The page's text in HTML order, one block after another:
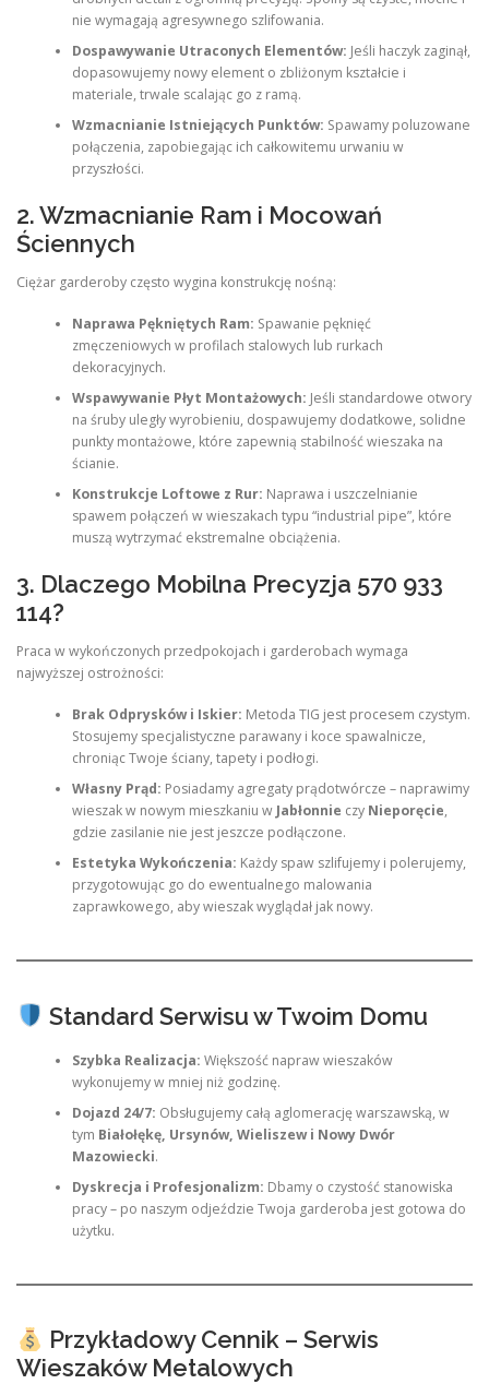
nie wymagają agresywnego szlifowania.
Dospawywanie Utraconych Elementów: Jeśli haczyk zaginął,
dopasowujemy nowy element o zbliżonym kształcie i
materiale, trwale scalając go z ramą.
Wzmacnianie Istniejących Punktów: Spawamy poluzowane
połączenia, zapobiegając ich całkowitemu urwaniu w
przyszłości.
2. Wzmacnianie Ram i Mocowań
Ściennych
Ciężar garderoby często wygina konstrukcję nośną:
Naprawa Pękniętych Ram: Spawanie pęknięć
zmęczeniowych w profilach stalowych lub rurkach
dekoracyjnych.
Wspawywanie Płyt Montażowych: Jeśli standardowe otwory
na śruby uległy wyrobieniu, dospawujemy dodatkowe, solidne
punkty montażowe, które zapewnią stabilność wieszaka na
ścianie.
Konstrukcje Loftowe z Rur: Naprawa i uszczelnianie
spawem połączeń w wieszakach typu “industrial pipe”, które
muszą wytrzymać ekstremalne obciążenia.
3. Dlaczego Mobilna Precyzja 570 933
114?
Praca w wykończonych przedpokojach i garderobach wymaga
najwyższej ostrożności:
Brak Odprysków i Iskier: Metoda TIG jest procesem czystym.
Stosujemy specjalistyczne parawany i koce spawalnicze,
chroniąc Twoje ściany, tapety i podłogi.
Własny Prąd: Posiadamy agregaty prądotwórcze – naprawimy
wieszak w nowym mieszkaniu w Jabłonnie czy Nieporęcie,
gdzie zasilanie nie jest jeszcze podłączone.
Estetyka Wykończenia: Każdy spaw szlifujemy i polerujemy,
przygotowując go do ewentualnego malowania
zaprawkowego, aby wieszak wyglądał jak nowy.
Standard Serwisu w Twoim Domu
Szybka Realizacja: Większość napraw wieszaków
wykonujemy w mniej niż godzinę.
Dojazd 24/7: Obsługujemy całą aglomerację warszawską, w
tym Białołękę, Ursynów, Wieliszew i Nowy Dwór
Mazowiecki.
Dyskrecja i Profesjonalizm: Dbamy o czystość stanowiska
pracy – po naszym odjeździe Twoja garderoba jest gotowa do
użytku.
Przykładowy Cennik – Serwis
Wieszaków Metalowych